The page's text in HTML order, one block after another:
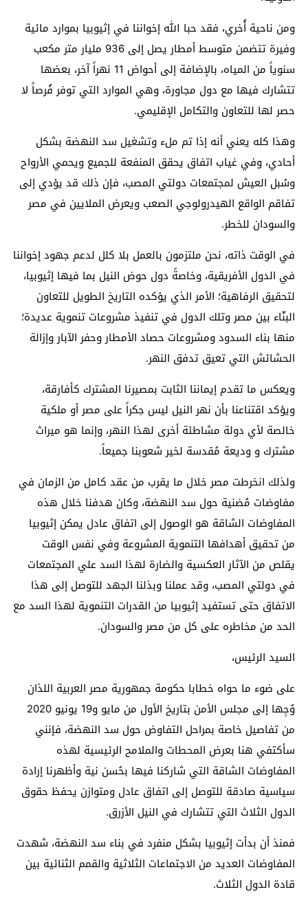
ومن ناحية أُخري، فقد حبا الله إخواننا في إثيوبيا بموارد مائية
وفيرة تتضمن متوسط أمطار يصل إلى 936 مليار متر مكعب
سنوياً من المياه، بالإضافة إلى أحواض 11 نهراً آخر، بعضها
تتشارك فيها مع دول مجاورة، وهي الموارد التي توفر فُرصاً لا
حصر لها للتعاون والتكامل الإقليمي.
وهذا كله يعني أنه إذا تم ملء وتشغيل سد النهضة بشكل
أحادي، وفي غياب اتفاق يحقق المنفعة للجميع ويحمي الأرواح
وسُبل العيش لمجتمعات دولتي المصب، فإن ذلك قد يؤدي إلى
تفاقم الواقع الهيدرولوجي الصعب ويعرض الملايين في مصر
والسودان للخطر.
في الوقت ذاته، نحن ملتزمون بالعمل بلا كلل لدعم جهود إخواننا
في الدول الأفريقية، وخاصةً دول حوض النيل بما فيها إثيوبيا،
لتحقيق الرفاهية؛ الأمر الذي يؤكده التاريخ الطويل للتعاون
البنّاء بين مصر وتلك الدول في تنفيذ مشروعات تنموية عديدة؛
منها بناء السدود ومشروعات حصاد الأمطار وحفر الآبار وإزالة
الحشائش التي تعيق تدفق النهر.
ويعكس ما تقدم إيماننا الثابت بمصيرنا المشترك كأفارقة،
ويؤكد اقتناعنا بأن نهر النيل ليس حِكراً على مصر أو ملكية
خالصة لأي دولة مشاطئة أخرى لهذا النهر، وإنما هو ميراث
مشترك و وديعة مُقدسة لخير شعوبنا جميعاً.
ولذلك انخرطت مصر خلال ما يقرب من عقد كامل من الزمان في
مفاوضات مُضنية حول سد النهضة، وكان هدفنا خلال هذه
المفاوضات الشاقة هو الوصول إلى اتفاق عادل يمكن إثيوبيا
من تحقيق أهدافها التنموية المشروعة وفي نفس الوقت
يقلص من الآثار العكسية والضارة لهذا السد علي المجتمعات
في دولتي المصب، وقد عملنا وبذلنا الجهد للتوصل إلى هذا
الاتفاق حتى تستفيد إثيوبيا من القدرات التنموية لهذا السد مع
الحد من مخاطره على كل من مصر والسودان.
السيد الرئيس،
على ضوء ما حواه خطابا حكومة جمهورية مصر العربية اللذان
وُجِها إلى مجلس الأمن بتاريخ الأول من مايو و19 يونيو 2020
من تفاصيل خاصة بمراحل التفاوض حول سد النهضة، فإنني
سأكتفي هنا بعرض المحطات والملامح الرئيسية لهذه
المفاوضات الشاقة التي شاركنا فيها بحُسن نية وأظهرنا إرادة
سياسية صادقة للتوصل إلى اتفاق عادل ومتوازن يحفظ حقوق
الدول الثلاث التي تتشارك في النيل الأزرق.
فمنذ أن بدأت إثيوبيا بشكل منفرد في بناء سد النهضة، شهدت
المفاوضات العديد من الاجتماعات الثلاثية والقمم الثنائية بين
قادة الدول الثلاث.